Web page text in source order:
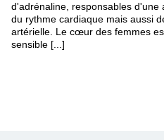
d'adrénaline, responsables d'une
du rythme cardiaque mais aussi
artérielle. Le cœur des femmes
sensible [...]